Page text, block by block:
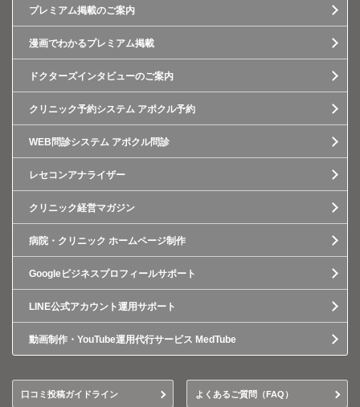
プレミアム掲載のご案内
漫画でわかるプレミアム掲載
ドクターズインタビューのご案内
クリニック予約システム アポクル予約
WEB問診システム アポクル問診
レセコンアナライザー
クリニック経営マガジン
病院・クリニック ホームページ制作
Googleビジネスプロフィールサポート
LINE公式アカウント運用サポート
動画制作・YouTube運用代行サービス MedTube
口コミ投稿ガイドライン よくあるご質問（FAQ）